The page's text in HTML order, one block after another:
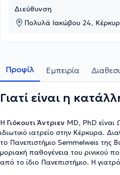
Διεύθυνση
Πολυλά Ιακώβου 24,
Προφίλ Εμπειρία
Γιατί είναι η
Η Γιόκουτι Άντριεν MD, PhD είναι
ιδιωτικό ιατρείο στην Κέρκυρα.
το Πανεπιστήμιο Semmelweis της
μοριακή παθογένεια του ρινικού
από το ίδιο Πανεπιστήμιο. Η